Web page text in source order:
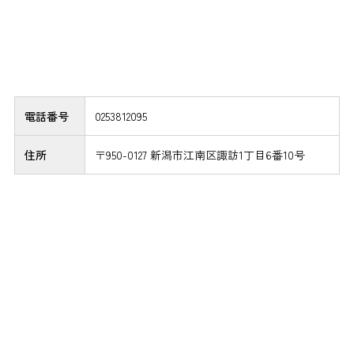
電話番号 0253812095
住所 〒950-0127 新潟市江南区諏訪1丁目6番10号